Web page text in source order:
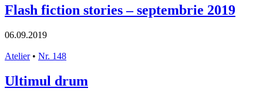
Flash fiction stories – septembrie 2019
06.09.2019
Atelier • Nr. 148
Ultimul drum